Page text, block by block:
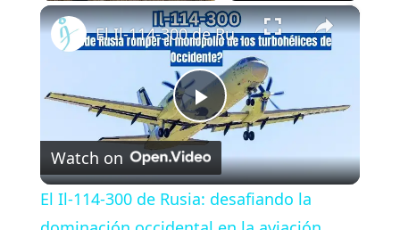
Fullscreen ×
P
l
El Il-114-300 de Rusia: desafiando la dominación occidental en la aviación regional
Watch on
El Il-114-300 de Rusia: desafiando la